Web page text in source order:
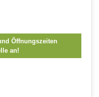
Öffnungszeiten
an!